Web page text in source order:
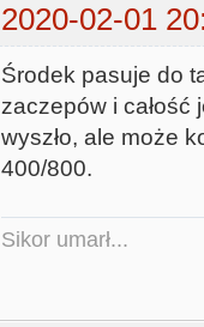
2020-02-01
Środek pasuje do
zaczepów i całość
wyszło, ale może
400/800.
Sikor umarł...